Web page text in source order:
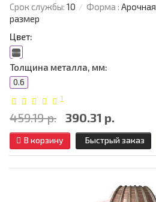
Срок службы: 10 Форма : Арочная
размер
Цвет:
Толщина металла, мм:
0.6
1
459.19 р. 390.31 р.
В корзину Быстрый заказ